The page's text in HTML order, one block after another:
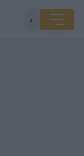
◐